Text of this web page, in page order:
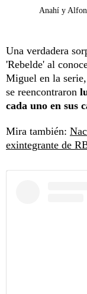
Anahí y
Una verdadera
'Rebelde' al
Miguel en la
se reencontraron
cada uno en sus
Mira también:
exintegrante de